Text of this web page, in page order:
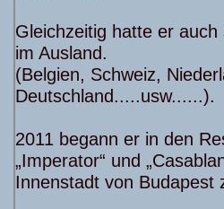
Gleichzeitig hatte er
im Ausland.
(Belgien, Schweiz,
Deutschland.....usw......).
2011 begann er in den
„Imperator“ und
Innenstadt von Budapest